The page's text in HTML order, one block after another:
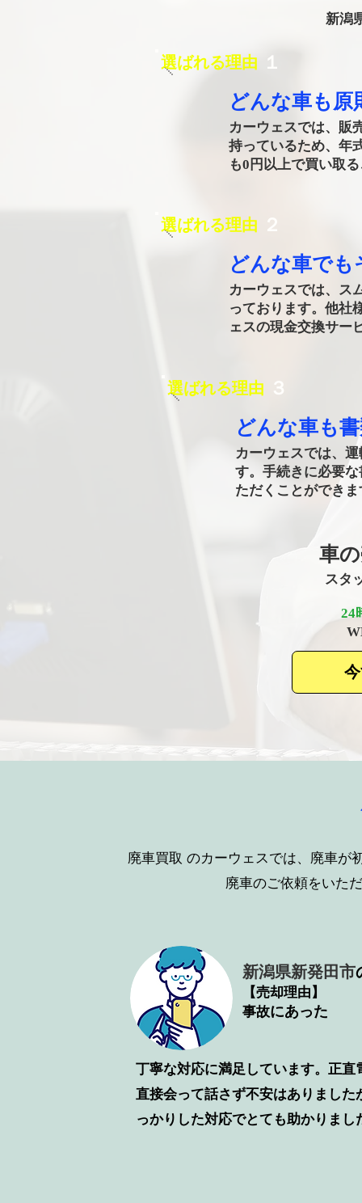
新潟
どんな車も原
カーウェスでは、販
持っているため、年
も0円以上で買い取
選ばれる理由 ​１
どんな車でも
カーウェスでは、ス
っております。他社
ェスの現金交換サー
選ばれる理由 ​２
どんな車も​
カーウェスでは、
す。手続きに必要
ただくことができま
選ばれる理由 ​３
車
スタ
24
廃車買取 のカーウェスでは、廃車が
廃車のご依頼をいた
新潟県新発田市
【売却理由】
事故​にあった
丁寧な対応に満足しています。正直
直接会って話さず不安はありました
っかりした対応でとても助かりまし